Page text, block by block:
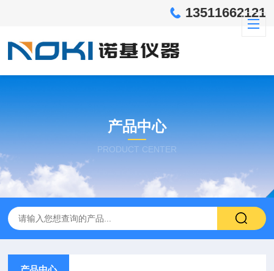
13511662121
产品中心
PRODUCT CENTER